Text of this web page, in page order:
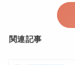
関連記事